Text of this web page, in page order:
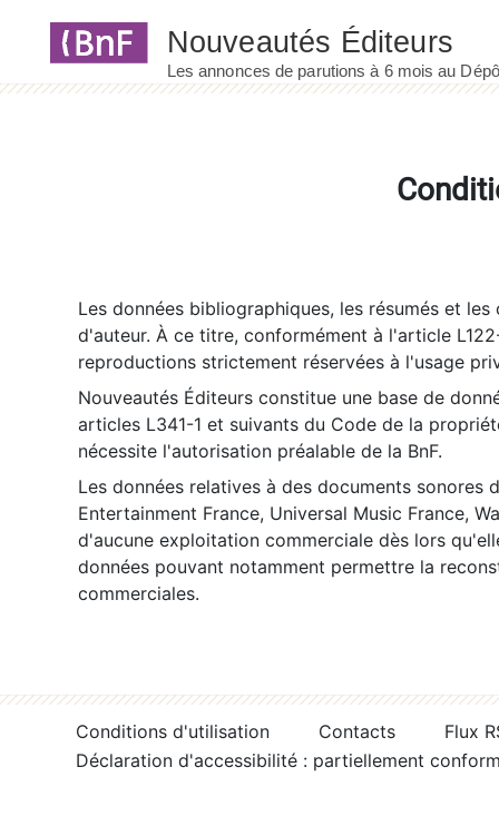
Les données bibliographiques, les résumés et
d'auteur. À ce titre, conformément à l'article
reproductions strictement réservées à l'usage
Nouveautés Éditeurs constitue une base de
articles L341-1 et suivants du Code de la
nécessite l'autorisation préalable de la BnF.
Les données relatives à des documents sonores
Entertainment France, Universal Music France,
d'aucune exploitation commerciale dès lors
données pouvant notamment permettre la
commerciales.
Conditions d'utilisation Contacts
Flux
Déclaration d'accessibilité : partiellement